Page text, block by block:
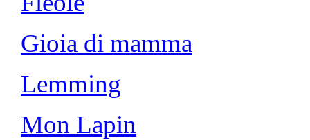
Gioia di mamma
Lemming
Mon Lapin